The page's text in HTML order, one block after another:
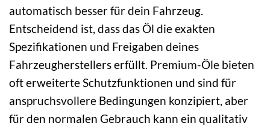
automatisch besser für dein Fahrzeug.
Entscheidend ist, dass das Öl die exakten
Spezifikationen und Freigaben deines
Fahrzeugherstellers erfüllt. Premium-Öle bieten
oft erweiterte Schutzfunktionen und sind für
anspruchsvollere Bedingungen konzipiert, aber
für den normalen Gebrauch kann ein qualitativ